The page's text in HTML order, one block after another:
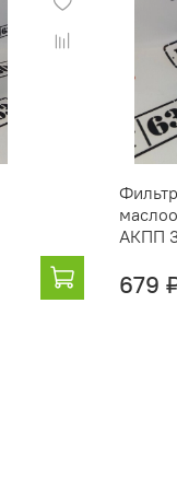
Фильтр
АКПП
679